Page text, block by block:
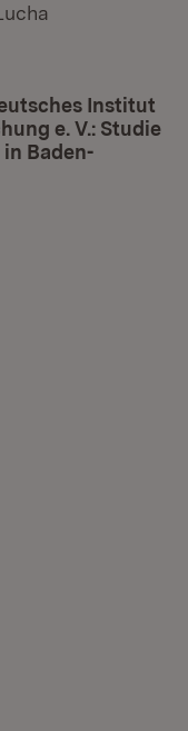
Institut
e. V.: Studie
Baden-